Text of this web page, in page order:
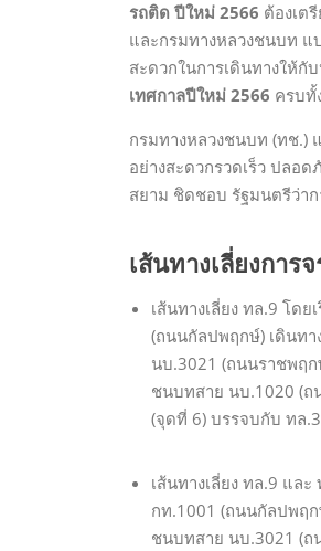
รถติด ปีใหม่ 2566 ต้องเต
และกรมทางหลวงชนบท แ
สะดวกในการเดินทางให้
เทศกาลปีใหม่ 2566 ครบทั้
กรมทางหลวงชนบท (ทช.)
อย่างสะดวกรวดเร็ว ปลอ
สยาม ชิดชอบ รัฐมนตรีว่า
เส้นทางเลี่ยงกา
เส้นทางเลี่ยง ทล.9 โด
(ถนนกัลปพฤกษ์) เดินทา
นบ.3021 (ถนนราชพฤก
ชนบทสาย นบ.1020 (ถ
(จุดที่ 6) บรรจบกับ ทล
เส้นทางเลี่ยง ทล.9 แล
กท.1001 (ถนนกัลปพฤก
ชนบทสาย นบ.3021 (ถ